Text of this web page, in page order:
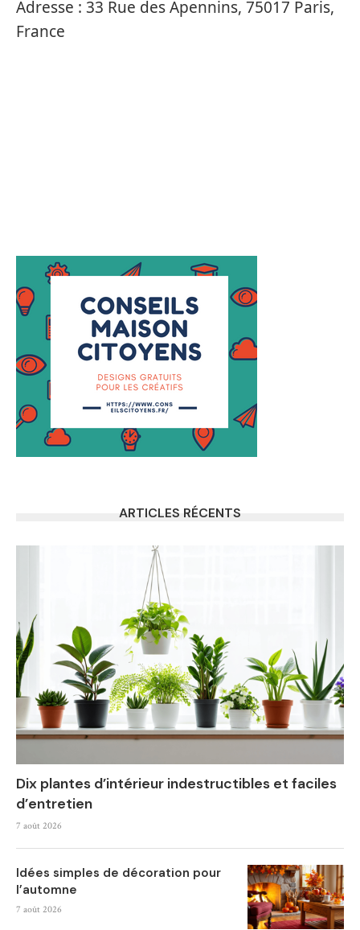
Adresse : 33 Rue des Apennins, 75017 Paris,
France
ARTICLES RÉCENTS
Dix plantes d’intérieur indestructibles et faciles
d’entretien
7 août 2026
Idées simples de décoration pour
l’automne
7 août 2026